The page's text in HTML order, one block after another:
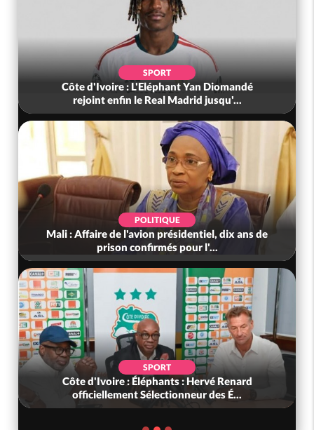
SPORT
Côte d'Ivoire : L'Eléphant Yan Diomandé
rejoint enfin le Real Madrid jusqu'...
POLITIQUE
Mali : Affaire de l'avion présidentiel, dix ans de
prison confirmés pour l'...
SPORT
Côte d'Ivoire : Éléphants : Hervé Renard
officiellement Sélectionneur des É...